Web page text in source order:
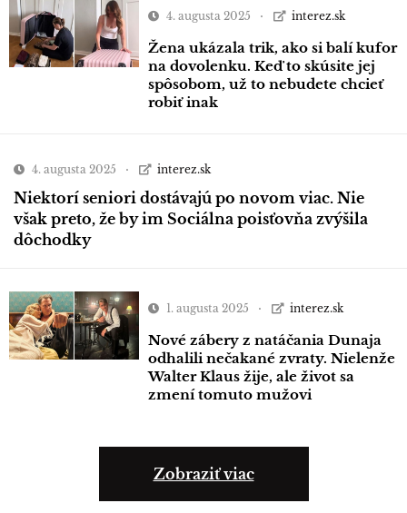
4. augusta 2025 interez.sk
Žena ukázala trik, ako si balí kufor
na dovolenku. Keď to skúsite jej
spôsobom, už to nebudete chcieť
robiť inak
4. augusta 2025 interez.sk
Niektorí seniori dostávajú po novom viac. Nie
však preto, že by im Sociálna poisťovňa zvýšila
dôchodky
1. augusta 2025 interez.sk
Nové zábery z natáčania Dunaja
odhalili nečakané zvraty. Nielenže
Walter Klaus žije, ale život sa
zmení tomuto mužovi
Zobraziť viac